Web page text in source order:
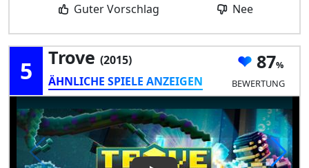
Guter Vorschlag Nee
5 Trove (2015)
ÄHNLICHE SPIELE ANZEIGEN
87
BEWERTUNG